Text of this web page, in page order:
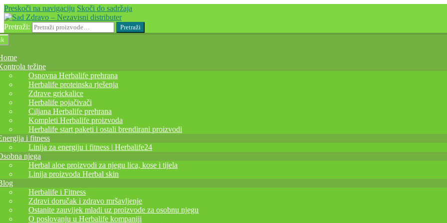
Preskoči na navigaciju Skoči do sadržaja
Pretraži:
Pretraži
težine
Osnovna Herbalife prehrana
Herbalife proteinska rješenja
Zdrave grickalice
Herbalife pojačivači
Ciljana Herbalife prehrana
Kompleti Herbalife proizvoda
Herbalife start paketi i ostali brendirani proizvodi
i fitness
Linija za energiju i fitness | Herbalife24
njega
Herbal aloe proizvodi za njegu lica, kose i tijela
Linija proizvoda Herbal skin
Herbalife i Fitness
Zdravi doručak i zdravo mršavljenje
Ostanite zauvijek mladi uz proizvode za osobnu njegu
O poslovanju u Herbalife kompaniji